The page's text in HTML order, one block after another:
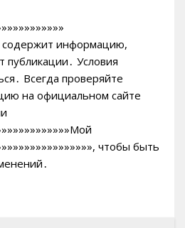
содержит информацию,
публикации․ Условия
Всегда проверяйте
на официальном сайте
чтобы быть